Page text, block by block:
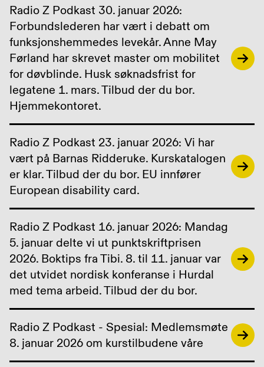
Radio Z Podkast 30. januar 2026:
Forbundslederen har vært i debatt om
funksjonshemmedes levekår. Anne May
Førland har skrevet master om mobilitet
for døvblinde. Husk søknadsfrist for
legatene 1. mars. Tilbud der du bor.
Hjemmekontoret.
Radio Z Podkast 23. januar 2026: Vi har
vært på Barnas Ridderuke. Kurskatalogen
er klar. Tilbud der du bor. EU innfører
European disability card.
Radio Z Podkast 16. januar 2026: Mandag
5. januar delte vi ut punktskriftprisen
2026. Boktips fra Tibi. 8. til 11. januar var
det utvidet nordisk konferanse i Hurdal
med tema arbeid. Tilbud der du bor.
Radio Z Podkast - Spesial: Medlemsmøte
8. januar 2026 om kurstilbudene våre